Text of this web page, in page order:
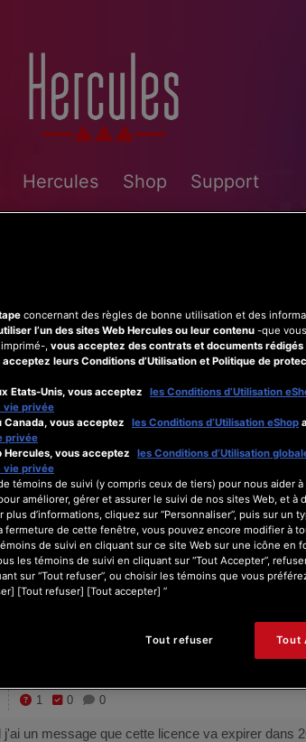
Hercules Shop Support
1
Posts
1
0 0
un message que cette licence va expirer dans
concernant des règles de bonne utilisation et des
l’un des sites Web Hercules ou leur contenu -que
, vous acceptez des contrats et documents rédigés
leurs Conditions d’Utilisation et Politique de
Etats-Unis, vous acceptez
les Conditions d’Utilisation
vie privée
Canada, vous acceptez
les Conditions d’Utilisation eShop
privée
Hercules, vous acceptez
les Conditions d’Utilisation
vie privée
témoins de suivi (y compris ceux de tiers) pour nous aider
améliorer, gérer et assurer le suivi de nos sites Web, et à
d’informations, cliquez sur “Personnaliser”, puis sur un
fermeture de cette fenêtre, vous pouvez encore modifier à
de suivi en cliquant sur ce site Web sur une icône en
les témoins de suivi en cliquant sur “Tout Accepter”,
sur “Tout refuser”, ou choisir les témoins que vous
[Tout refuser] [Tout accepter] ”
Tout refuser Tout